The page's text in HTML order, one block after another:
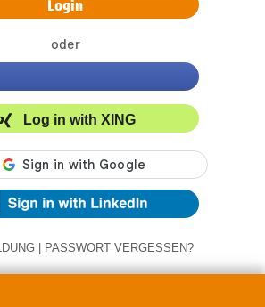
oder
Log in with XING
| PASSWORT VERGESSEN?